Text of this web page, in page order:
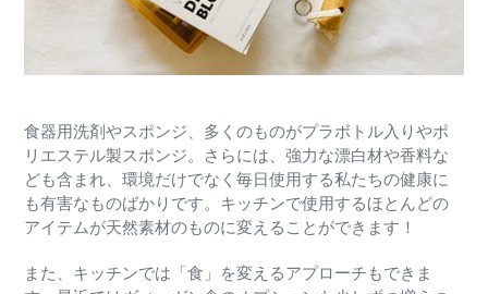
食器用洗剤やスポンジ、多くのものがプラボトル入りやポ
リエステル製スポンジ。さらには、強力な漂白材や香料な
ども含まれ、環境だけでなく毎日使用する私たちの健康に
も有害なものばかりです。キッチンで使用するほとんどの
アイテムが天然素材のものに変えることができます！
また、キッチンでは「食」を変えるアプローチもできま